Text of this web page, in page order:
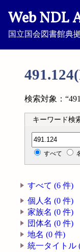
Web NDL
国立国会図書館典
検索対象：
キーワード検
分類記号検索
すべて
すべて (6 件)
個人名 (0 件)
家族名 (0 件)
団体名 (0 件)
地名 (0 件)
統一タイトル